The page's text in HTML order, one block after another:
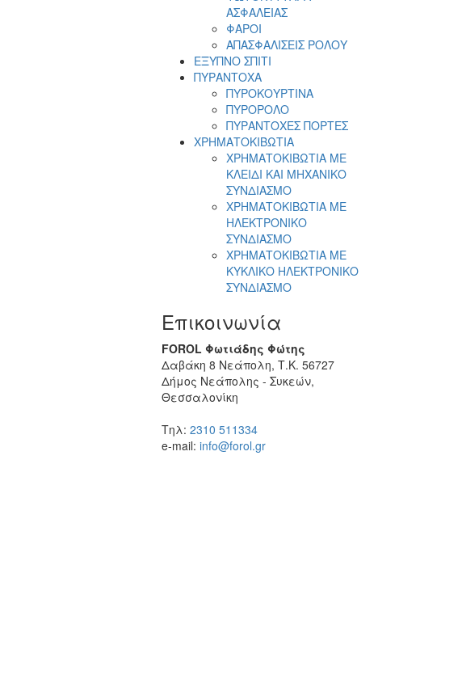
ΑΣΦΑΛΕΙΑΣ
ΦΑΡΟΙ
ΑΠΑΣΦΑΛΙΣΕΙΣ ΡΟΛΟΥ
ΕΞΥΠΝΟ ΣΠΙΤΙ
ΠΥΡΑΝΤΟΧΑ
ΠΥΡΟΚΟΥΡΤΙΝΑ
ΠΥΡΟΡΟΛΟ
ΠΥΡΑΝΤΟΧΕΣ ΠΟΡΤΕΣ
ΧΡΗΜΑΤΟΚΙΒΩΤΙΑ
ΧΡΗΜΑΤΟΚΙΒΩΤΙΑ ΜΕ
ΚΛΕΙΔΙ ΚΑΙ ΜΗΧΑΝΙΚΟ
ΣΥΝΔΙΑΣΜΟ
ΧΡΗΜΑΤΟΚΙΒΩΤΙΑ ΜΕ
ΗΛΕΚΤΡΟΝΙΚΟ
ΣΥΝΔΙΑΣΜΟ
ΧΡΗΜΑΤΟΚΙΒΩΤΙΑ ΜΕ
ΚΥΚΛΙΚΟ ΗΛΕΚΤΡΟΝΙΚΟ
ΣΥΝΔΙΑΣΜΟ
Επικοινωνία
FOROL Φωτιάδης Φώτης
Δαβάκη 8 Νεάπολη, Τ.Κ. 56727
Δήμος Νεάπολης - Συκεών,
Θεσσαλονίκη
Τηλ: 2310 511334
e-mail: info@forol.gr